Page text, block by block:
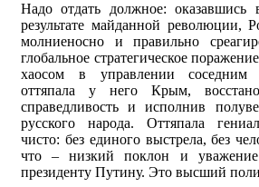
Надо отдать должное:
результате майданной революции,
молниеносно и правильно
глобальное стратегическое
хаосом в управлении соседним
оттяпала у него Крым,
справедливость и исполнив
русского народа. Оттяпала
чисто: без единого выстрела, без
что – низкий поклон и
президенту Путину. Это высший